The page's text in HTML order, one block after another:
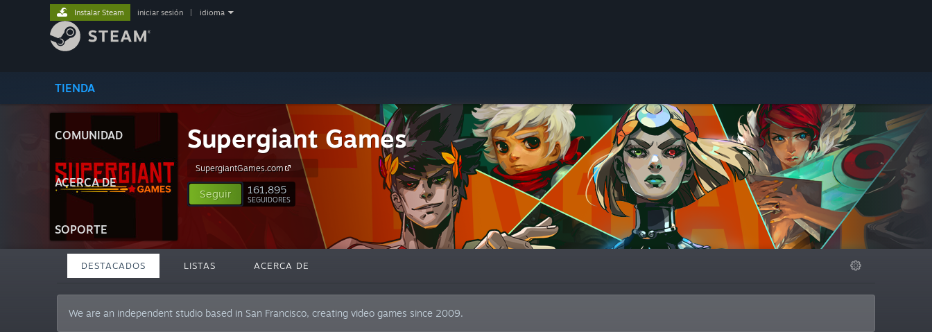
TIENDA
COMUNIDAD
ACERCA DE
SOPORTE
Instalar Steam iniciar sesión idioma
Supergiant Games
SupergiantGames.com
Seguir 161,895
SEGUIDORES
DESTACADOS LISTAS ACERCA DE
We are an independent studio based in San Francisco, creating video games since 2009.